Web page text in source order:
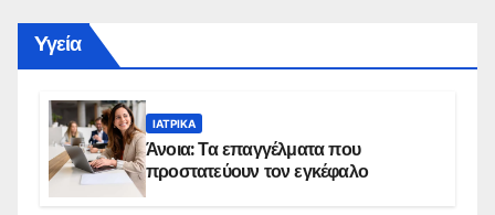
Yγεία
ΙΑΤΡΙΚΆ
Άνοια: Τα επαγγέλματα που
προστατεύουν τον εγκέφαλο